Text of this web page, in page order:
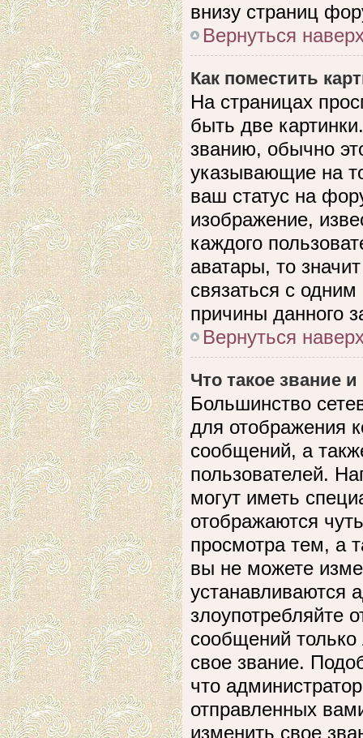
внизу страниц
Вернуться
Как поместить
На страницах
быть две
званию, обычно
указывающие на
ваш статус на
изображение,
каждого
аватары, то
связаться с
причины данного
Вернуться
Что такое звание
Большинство
для отображения
сообщений, а
пользователей.
могут иметь
отображаются
просмотра тем, а
вы не можете
устанавливаются
злоупотребляйте
сообщений
свое звание.
что
отправленных
изменить свое